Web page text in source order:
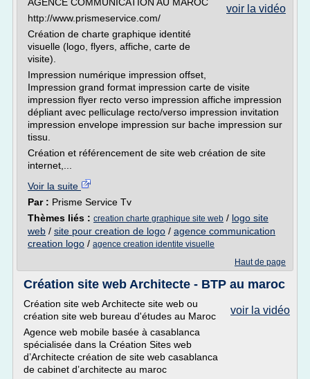
voir la vidéo
http://www.prismeservice.com/
Création de charte graphique identité
visuelle (logo, flyers, affiche, carte de
visite).
Impression numérique impression offset,
Impression grand format impression carte de visite
impression flyer recto verso impression affiche impression
dépliant avec pelliculage recto/verso impression invitation
impression envelope impression sur bache impression sur
tissu.
Création et référencement de site web création de site
internet,...
Voir la suite
Par : Prisme Service Tv
Thèmes liés : creation charte graphique site web / logo site
web / site pour creation de logo / agence communication
creation logo / agence creation identite visuelle
Haut de page
Création site web Architecte - BTP au maroc
voir la vidéo
Création site web Architecte site web ou
création site web bureau d'études au Maroc
Agence web mobile basée à casablanca
spécialisée dans la Création Sites web
d’Architecte création de site web casablanca
de cabinet d’architecte au maroc